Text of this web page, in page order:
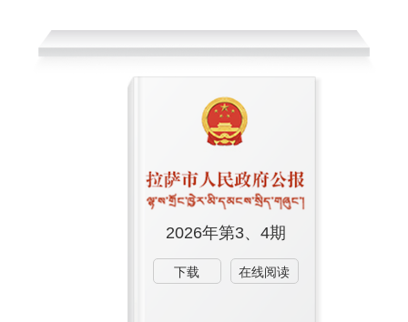
2026年第3、4期
下载 在线阅读